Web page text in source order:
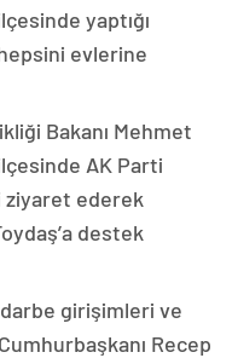
yaptığı
evlerine
Bakanı Mehmet
ilçesinde AK Parti
ziyaret ederek
destek
girişimleri ve
Recep